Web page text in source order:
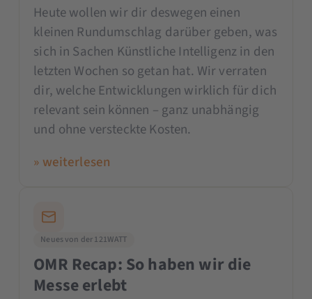
Heute wollen wir dir deswegen einen
kleinen Rundumschlag darüber geben, was
sich in Sachen Künstliche Intelligenz in den
letzten Wochen so getan hat. Wir verraten
dir, welche Entwicklungen wirklich für dich
relevant sein können – ganz unabhängig
und ohne versteckte Kosten.
» weiterlesen
Neues von der 121WATT
OMR Recap: So haben wir die
Messe erlebt